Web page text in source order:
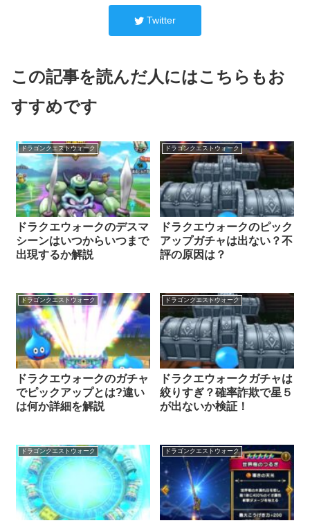
Twitter
この記事を読んだ人にはこちらもお
すすめです
ドラゴンクエストウォーク
ドラクエウォークのデスマ
シーンはいつからいつまで
出現するか解説
ドラゴンクエストウォーク
ドラクエウォークのピック
アップガチャは出ない？不
評の原因は？
ドラゴンクエストウォーク
ドラクエウォークのガチャ
でピックアップとは?違い
は何か詳細を解説
ドラゴンクエストウォーク
ドラクエウォークガチャは
絞りすぎ？確率詐欺で星５
が出ないか検証！
ドラゴンクエストウォーク ドラゴンクエストウォーク